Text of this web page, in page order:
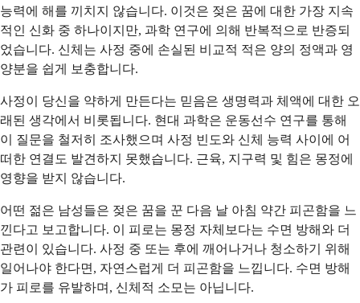
능력에 해를 끼치지 않습니다. 이것은 젖은 꿈에 대한 가장 지속
적인 신화 중 하나이지만, 과학 연구에 의해 반복적으로 반증되
었습니다. 신체는 사정 중에 손실된 비교적 적은 양의 정액과 영
양분을 쉽게 보충합니다.
사정이 당신을 약하게 만든다는 믿음은 생명력과 체액에 대한 오
래된 생각에서 비롯됩니다. 현대 과학은 운동선수 연구를 통해
이 질문을 철저히 조사했으며 사정 빈도와 신체 능력 사이에 어
떠한 연결도 발견하지 못했습니다. 근육, 지구력 및 힘은 몽정에
영향을 받지 않습니다.
어떤 젊은 남성들은 젖은 꿈을 꾼 다음 날 아침 약간 피곤함을 느
낀다고 보고합니다. 이 피로는 몽정 자체보다는 수면 방해와 더
관련이 있습니다. 사정 중 또는 후에 깨어나거나 청소하기 위해
일어나야 한다면, 자연스럽게 더 피곤함을 느낍니다. 수면 방해
가 피로를 유발하며, 신체적 소모는 아닙니다.